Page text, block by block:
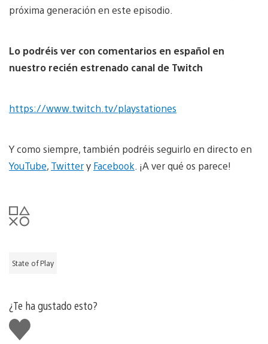
próxima generación en este episodio.
Lo podréis ver con comentarios en español en
nuestro recién estrenado canal de Twitch
https://www.twitch.tv/playstationes
Y como siempre, también podréis seguirlo en directo en
YouTube, Twittery Facebook . ¡A ver qué os parece!
State of Play
¿Te ha gustado esto?
Me
gusta